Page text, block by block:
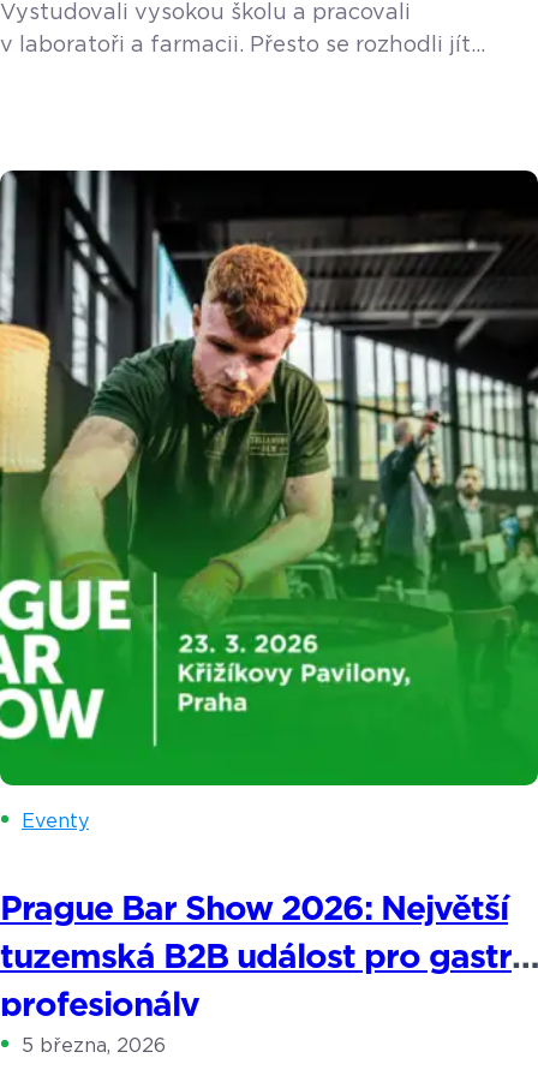
sídlišti
Vystudovali vysokou školu a pracovali
v laboratoři a farmacii. Přesto se rozhodli jít
stojí za brněnským fenoménem jménem Bratrs.
Jak to celé začalo? Vlastně obrovskou náhodou.
Když stěhovali gauč na sídlišti Bystrc, všimli si
staré hospody v paneláku, která byla už dva […]
Eventy
Prague Bar Show 2026: Největší
tuzemská B2B událost pro gastro
profesionály
5 března, 2026